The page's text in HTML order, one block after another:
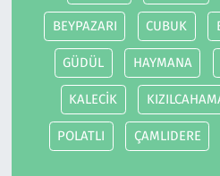
BEYPAZARI CUBUK
GÜDÜL HAYMANA
KALECİK
POLATLI ÇAMLIDERE